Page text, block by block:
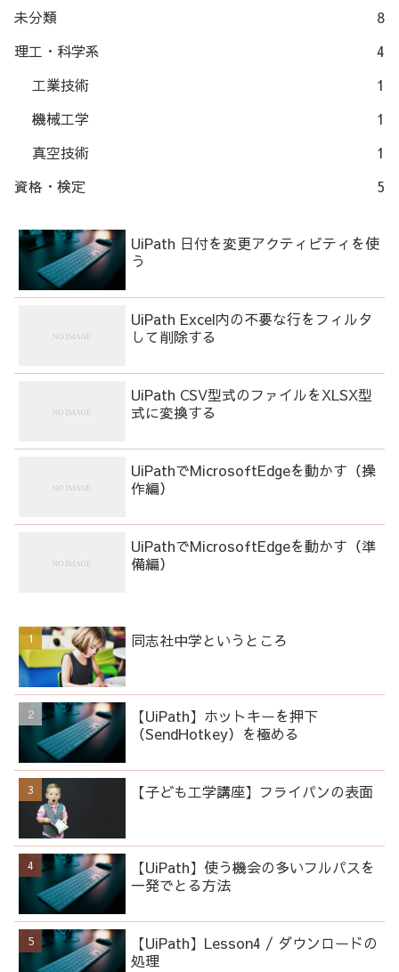
未分類
8
理工・科学系
4
工業技術
1
機械工学
1
真空技術
1
資格・検定
5
UiPath 日付を変更アクティビティを使
う
UiPath Excel内の不要な行をフィルタ
して削除する
UiPath CSV型式のファイルをXLSX型
式に変換する
UiPathでMicrosoftEdgeを動かす（操
作編）
UiPathでMicrosoftEdgeを動かす（準
備編）
同志社中学というところ
【UiPath】ホットキーを押下
（SendHotkey）を極める
【子ども工学講座】フライパンの表面
【UiPath】使う機会の多いフルパスを
一発でとる方法
【UiPath】Lesson4 / ダウンロードの
処理